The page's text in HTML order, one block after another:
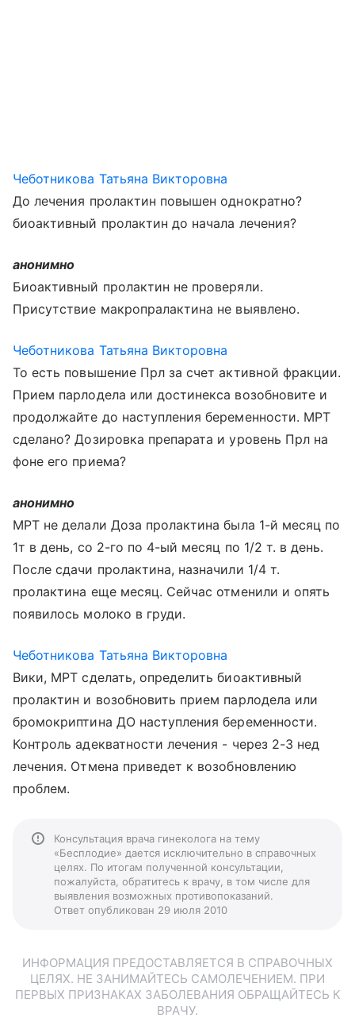
Чеботникова Татьяна Викторовна
До лечения пролактин повышен однократно?
биоактивный пролактин до начала лечения?
анонимно
Биоактивный пролактин не проверяли.
Присутствие макропралактина не выявлено.
Чеботникова Татьяна Викторовна
То есть повышение Прл за счет активной фракции.
Прием парлодела или достинекса возобновите и
продолжайте до наступления беременности. МРТ
сделано? Дозировка препарата и уровень Прл на
фоне его приема?
анонимно
МРТ не делали Доза пролактина была 1-й месяц по
1т в день, со 2-го по 4-ый месяц по 1/2 т. в день.
После сдачи пролактина, назначили 1/4 т.
пролактина еще месяц. Сейчас отменили и опять
появилось молоко в груди.
Чеботникова Татьяна Викторовна
Вики, МРТ сделать, определить биоактивный
пролактин и возобновить прием парлодела или
бромокриптина ДО наступления беременности.
Контроль адекватности лечения - через 2-3 нед
лечения. Отмена приведет к возобновлению
проблем.
Консультация врача гинеколога на тему
«Бесплодие» дается исключительно в справочных
целях. По итогам полученной консультации,
пожалуйста, обратитесь к врачу, в том числе для
выявления возможных противопоказаний.
Ответ опубликован 29 июля 2010
ИНФОРМАЦИЯ ПРЕДОСТАВЛЯЕТСЯ В СПРАВОЧНЫХ
ЦЕЛЯХ. НЕ ЗАНИМАЙТЕСЬ САМОЛЕЧЕНИЕМ. ПРИ
ПЕРВЫХ ПРИЗНАКАХ ЗАБОЛЕВАНИЯ ОБРАЩАЙТЕСЬ К
ВРАЧУ.